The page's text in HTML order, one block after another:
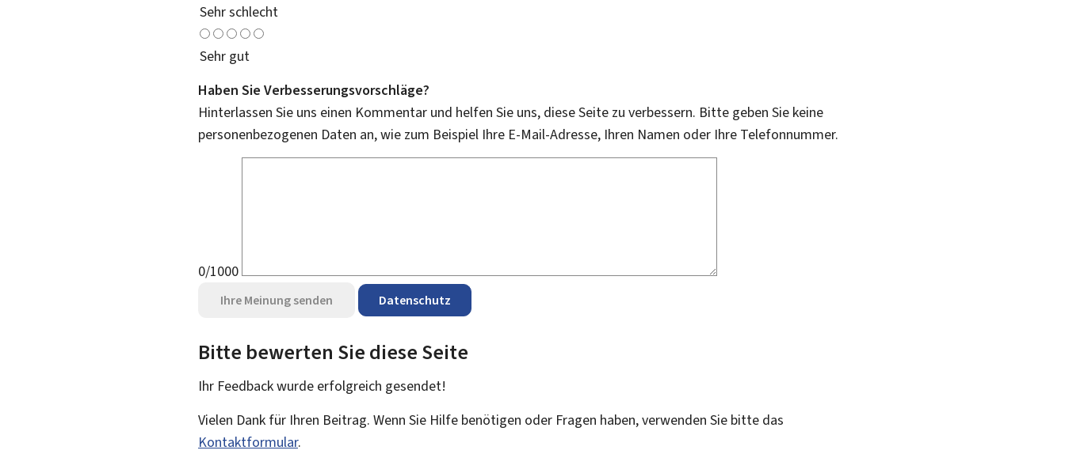
Sehr schlecht
Sehr gut
Haben Sie Verbesserungsvorschläge?
Hinterlassen Sie uns einen Kommentar und helfen Sie uns, diese Seite zu verbessern. Bitte geben Sie keine
personenbezogenen Daten an, wie zum Beispiel Ihre E-Mail-Adresse, Ihren Namen oder Ihre Telefonnummer.
0/1000
Ihre Meinung senden Datenschutz
Bitte bewerten Sie diese Seite
Ihr Feedback wurde erfolgreich gesendet!
Vielen Dank für Ihren Beitrag. Wenn Sie Hilfe benötigen oder Fragen haben, verwenden Sie bitte das
Kontaktformular.